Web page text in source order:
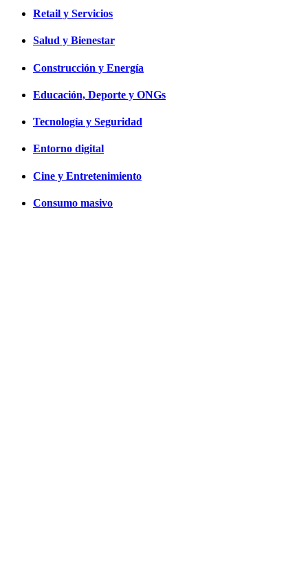
Retail y Servicios
Salud y Bienestar
Construcción y Energía
Educación, Deporte y ONGs
Tecnología y Seguridad
Entorno digital
Cine y Entretenimiento
Consumo masivo